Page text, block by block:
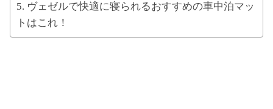
ヴェゼルで快適に寝られるおすすめの車中泊マッ
トはこれ！